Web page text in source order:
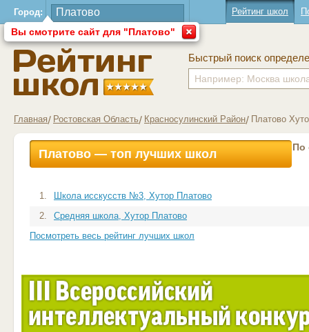
Город:
Вы смотрите сайт для "Платово"
Рейтинг школ
Быстрый поиск
Главная Ростовская Область Красносулинский Район Платово
Платово — топ лучших школ По
1.
Школа исскусств №3, Хутор Платово
2.
Средняя школа, Хутор Платово
Посмотреть весь рейтинг лучших школ